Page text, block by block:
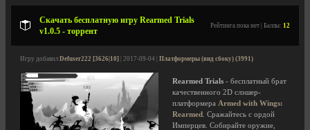
Скачать бесплатную игру Rearmed Trials
v1.0.5 - торрент
Рейтинга пока нет | Баллы: 12
Игру добавил Defuser222 [3626|10] | 2017-09-04 | Платформеры (вид сбоку) (3991)
Rearmed Trials - бесплатный брат
качественного 2D слэшер-
платформера Armed with Wings:
Rearmed
. Сражайтесь с ордой
Имперцев. Собирайте оружие,